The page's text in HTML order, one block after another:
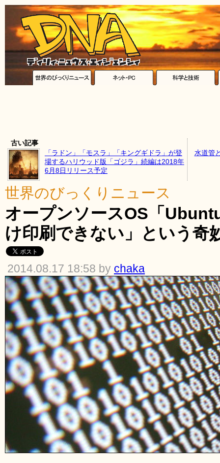
古い記事
「ラドン」「モスラ」「キングギドラ」が登
場するハリウッド版「ゴジラ」続編は2018年
6月8日リリース予定
水道管
世界のびっくりニュース
オープンソースOS「
け印刷できない」という奇
2014.08.17 18:58 by chaka